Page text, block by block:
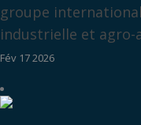
groupe
industrielle et agro-
Fév 17 2026